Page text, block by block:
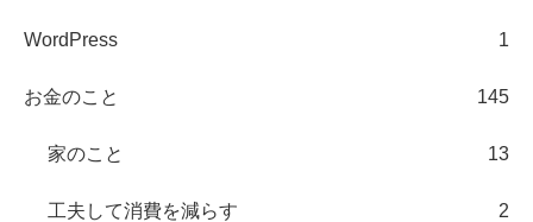
WordPress 1
お金のこと 145
家のこと 13
工夫して消費を減らす 2